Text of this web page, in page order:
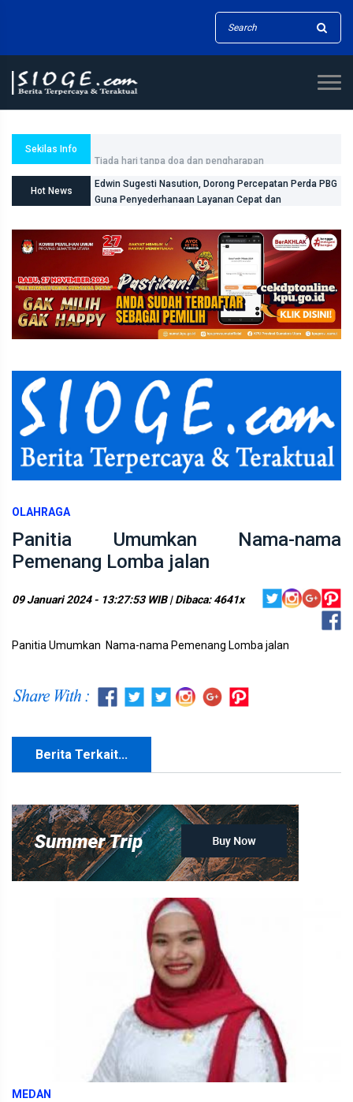
Sekilas Info
Hot News
Edwin Sugesti Nasution, Dorong Percepatan Perda PBG
Guna Penyederhanaan Layanan Cepat dan
OLAHRAGA
Panitia Umumkan Nama-nama
Pemenang Lomba jalan
09 Januari 2024 - 13:27:53 WIB | Dibaca: 4641x
Panitia Umumkan Nama-nama Pemenang Lomba jalan
Berita Terkait...
MEDAN